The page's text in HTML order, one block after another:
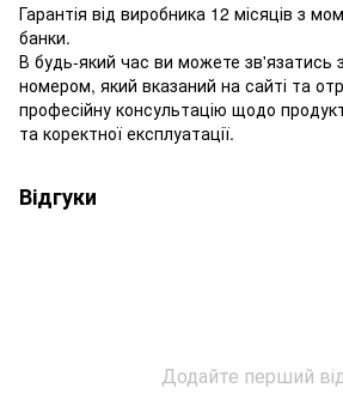
Гарантія від виробника 12 місяців з
банки.
В будь-який час ви можете зв'язатись
номером, який вказаний на сайті та
професійну консультацію щодо
та коректної експлуатації.
Відгуки
Додайте перший